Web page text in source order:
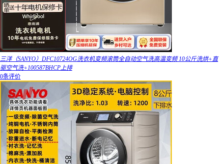
三洋（SANYO）DFC10724OG洗衣机变频滚筒全自动空气洗高温变频 10公斤洗烘+直
驱空气洗+100587BHCP上排
0条评价